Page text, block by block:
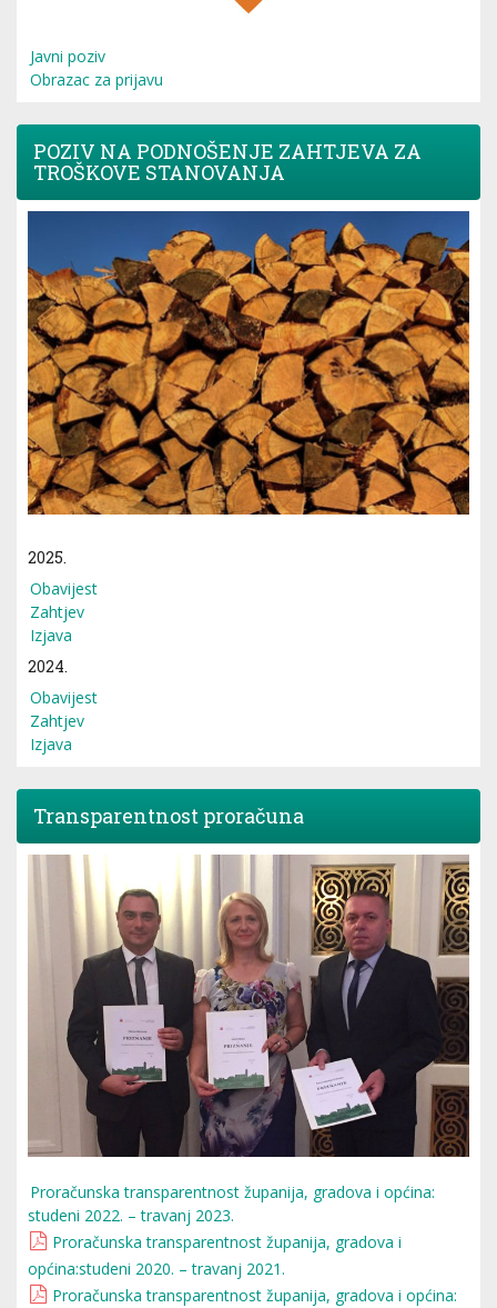
Javni poziv
Obrazac za prijavu
POZIV NA PODNOŠENJE ZAHTJEVA ZA
TROŠKOVE STANOVANJA
2025.
Obavijest
Zahtjev
Izjava
2024.
Obavijest
Zahtjev
Izjava
Transparentnost proračuna
Proračunska transparentnost županija, gradova i općina:
studeni 2022. – travanj 2023.
Proračunska transparentnost županija, gradova i
općina:studeni 2020. – travanj 2021.
Proračunska transparentnost županija, gradova i općina: